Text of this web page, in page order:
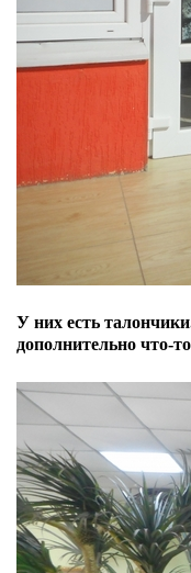
У них есть
дополнительно что-